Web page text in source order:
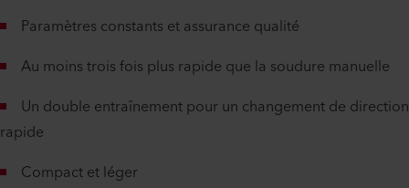
Paramètres constants et assurance qualité
Au moins trois fois plus rapide que la soudure manuelle
Un double entraînement pour un changement de direction
rapide
Compact et léger